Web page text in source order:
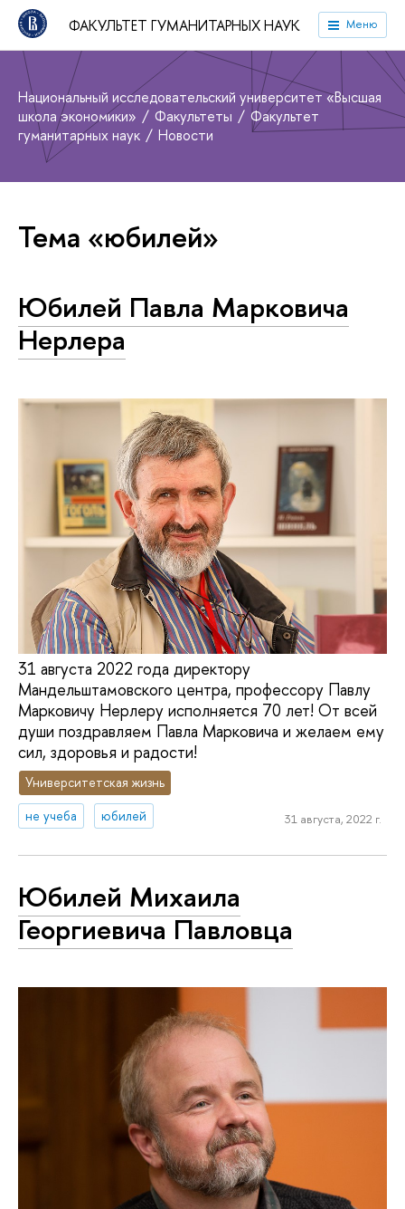
ФАКУЛЬТЕТ ГУМАНИТАРНЫХ НАУК Меню
Национальный исследовательский университет «Высшая
школа экономики»
Факультеты
Факультет
гуманитарных наук
Новости
Тема «юбилей»
Юбилей Павла Марковича
Нерлера
31 августа 2022 года директору
Мандельштамовского центра, профессору Павлу
Марковичу Нерлеру исполняется 70 лет! От всей
души поздравляем Павла Марковича и желаем ему
сил, здоровья и радости!
Университетская жизнь
не учеба
юбилей 31 августа, 2022 г.
Юбилей Михаила
Георгиевича Павловца